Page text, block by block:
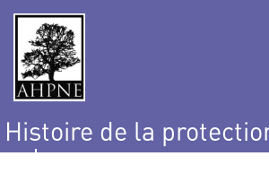
Histoire de la
nature